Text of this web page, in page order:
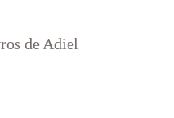
de Adiel